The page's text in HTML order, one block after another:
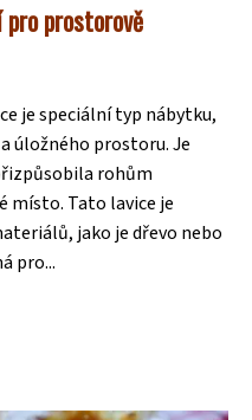
pro prostorově
je speciální typ nábytku,
úložného prostoru. Je
rohům
místo. Tato lavice je
jako je dřevo nebo
pro...